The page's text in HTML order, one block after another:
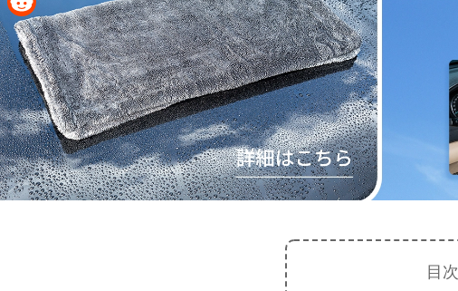
目次
c
e
b
o
o
k
m
a
i
l
R
e
d
d
i
t